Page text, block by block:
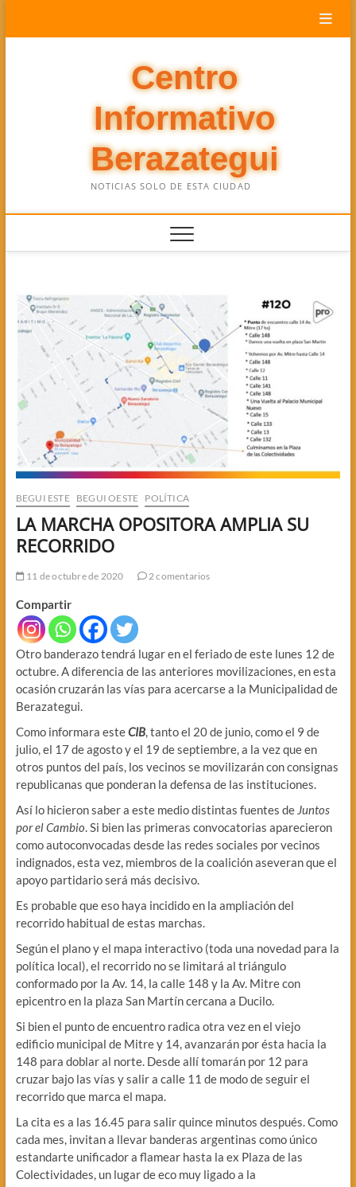
Centro
Informativo
Berazategui
NOTICIAS SOLO DE ESTA CIUDAD
BEGUI ESTE BEGUI OESTE POLÍTICA
LA MARCHA OPOSITORA AMPLIA SU
RECORRIDO
11 de octubre de 2020 2 comentarios
Compartir
Otro banderazo tendrá lugar en el feriado de este lunes 12 de
octubre. A diferencia de las anteriores movilizaciones, en esta
ocasión cruzarán las vías para acercarse a la Municipalidad de
Berazategui.
Como informara esteCIB, tanto el 20 de junio, como el 9 de
julio, el 17 de agosto y el 19 de septiembre, a la vez que en
otros puntos del país, los vecinos se movilizarán con consignas
republicanas que ponderan la defensa de las instituciones.
Así lo hicieron saber a este medio distintas fuentes de Juntos
por el Cambio. Si bien las primeras convocatorias aparecieron
como autoconvocadas desde las redes sociales por vecinos
indignados, esta vez, miembros de la coalición aseveran que el
apoyo partidario será más decisivo.
Es probable que eso haya incidido en la ampliación del
recorrido habitual de estas marchas.
Según el plano y el mapa interactivo (toda una novedad para la
política local), el recorrido no se limitará al triángulo
conformado por la Av. 14, la calle 148 y la Av. Mitre con
epicentro en la plaza San Martín cercana a Ducilo.
Si bien el punto de encuentro radica otra vez en el viejo
edificio municipal de Mitre y 14, avanzarán por ésta hacia la
148 para doblar al norte. Desde allí tomarán por 12 para
cruzar bajo las vías y salir a calle 11 de modo de seguir el
recorrido que marca el mapa.
La cita es a las 16.45 para salir quince minutos después. Como
cada mes, invitan a llevar banderas argentinas como único
estandarte unificador a flamear hasta la ex Plaza de las
Colectividades, un lugar de eco muy ligado a la